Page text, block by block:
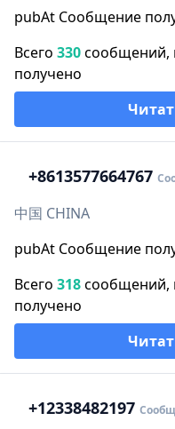
pubAt Сообщение
Всего 330сообщений,
получено
+8613577664767
中国 CHINA
pubAt Сообщение
Всего 318сообщений,
получено
+12338482197